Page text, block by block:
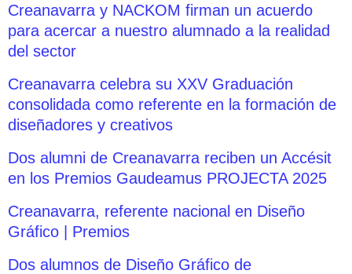
Creanavarra y NACKOM firman un acuerdo
para acercar a nuestro alumnado a la realidad
del sector
Creanavarra celebra su XXV Graduación
consolidada como referente en la formación de
diseñadores y creativos
Dos alumni de Creanavarra reciben un Accésit
en los Premios Gaudeamus PROJECTA 2025
Creanavarra, referente nacional en Diseño
Gráfico | Premios
Dos alumnos de Diseño Gráfico de